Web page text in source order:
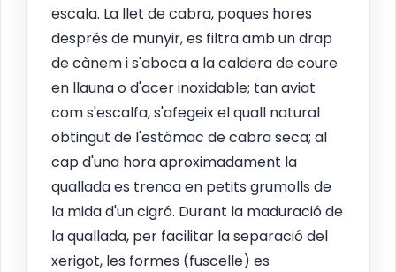
escala. La llet de cabra, poques hores
després de munyir, es filtra amb un drap
de cànem i s'aboca a la caldera de coure
en llauna o d'acer inoxidable; tan aviat
com s'escalfa, s'afegeix el quall natural
obtingut de l'estómac de cabra seca; al
cap d'una hora aproximadament la
quallada es trenca en petits grumolls de
la mida d'un cigró. Durant la maduració de
la quallada, per facilitar la separació del
xerigot, les formes (fuscelle) es